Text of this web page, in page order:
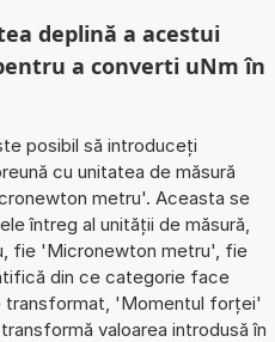
deplină a acestui
a converti uNm în
posibil să introduceți
cu unitatea de măsură
metru'. Aceasta se
întreg al unității de măsură,
fie 'Micronewton metru', fie
din ce categorie face
transformat, 'Momentul forței'
valoarea introdusă în